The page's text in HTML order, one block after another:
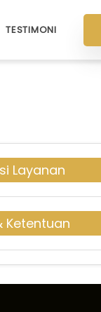
TESTIMONI
Layanan
Ketentuan